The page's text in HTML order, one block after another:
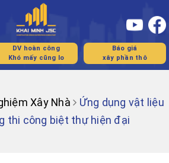
DV hoàn công
Khó mấy cũng lo
Báo giá
xây phần thô
Xây Nhà
Ứng dụng vật liệu
thi công biệt thự hiện đại